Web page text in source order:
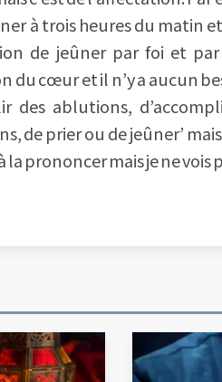
à trois heures du matin
de jeûner par foi et
du cœur et il n’y a aucun
des ablutions,
de prier ou de jeûner’
prononcer mais je ne vois